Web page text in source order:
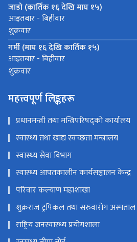
जाडो (कार्तिक १६ देखि माघ १५)
आइतबार - बिहीवार
शुक्रवार
गर्मी (माघ १६ देखि कार्तिक १५)
आइतबार - बिहीवार
शुक्रवार
महत्त्वपूर्ण लिङ्कहरू
प्रधानमन्त्री तथा मन्त्रिपरिषद्को कार्यालय
स्वास्थ्य तथा खाद्य स्वच्छता मन्त्रालय
स्वास्थ्य सेवा विभाग
स्वास्थ्य आपतकालीन कार्यसञ्चालन केन्द्र
परिवार कल्याण महाशाखा
शुक्रराज ट्रपिकल तथा सरुवारोग अस्पताल
राष्ट्रिय जनस्वास्थ्य प्रयोगशाला